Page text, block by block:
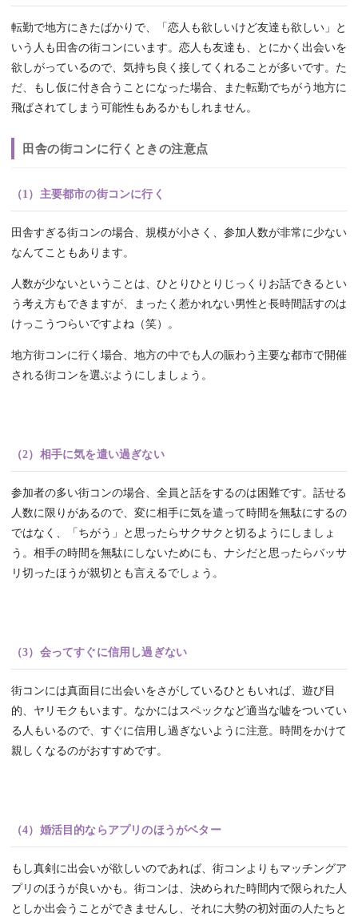
転勤で地方にきたばかりで、「恋人も欲しいけど友達も欲しい」と
いう人も田舎の街コンにいます。恋人も友達も、とにかく出会いを
欲しがっているので、気持ち良く接してくれることが多いです。た
だ、もし仮に付き合うことになった場合、また転勤でちがう地方に
飛ばされてしまう可能性もあるかもしれません。
田舎の街コンに行くときの注意点
（1）主要都市の街コンに行く
田舎すぎる街コンの場合、規模が小さく、参加人数が非常に少ない
なんてこともあります。
人数が少ないということは、ひとりひとりじっくりお話できるとい
う考え方もできますが、まったく惹かれない男性と長時間話すのは
けっこうつらいですよね（笑）。
地方街コンに行く場合、地方の中でも人の賑わう主要な都市で開催
される街コンを選ぶようにしましょう。
（2）相手に気を遣い過ぎない
参加者の多い街コンの場合、全員と話をするのは困難です。話せる
人数に限りがあるので、変に相手に気を遣って時間を無駄にするの
ではなく、「ちがう」と思ったらサクサクと切るようにしましょ
う。相手の時間を無駄にしないためにも、ナシだと思ったらバッサ
リ切ったほうが親切とも言えるでしょう。
（3）会ってすぐに信用し過ぎない
街コンには真面目に出会いをさがしているひともいれば、遊び目
的、ヤリモクもいます。なかにはスペックなど適当な嘘をついてい
る人もいるので、すぐに信用し過ぎないように注意。時間をかけて
親しくなるのがおすすめです。
（4）婚活目的ならアプリのほうがベター
もし真剣に出会いが欲しいのであれば、街コンよりもマッチングア
プリのほうが良いかも。街コンは、決められた時間内で限られた人
としか出会うことができませんし、それに大勢の初対面の人たちと